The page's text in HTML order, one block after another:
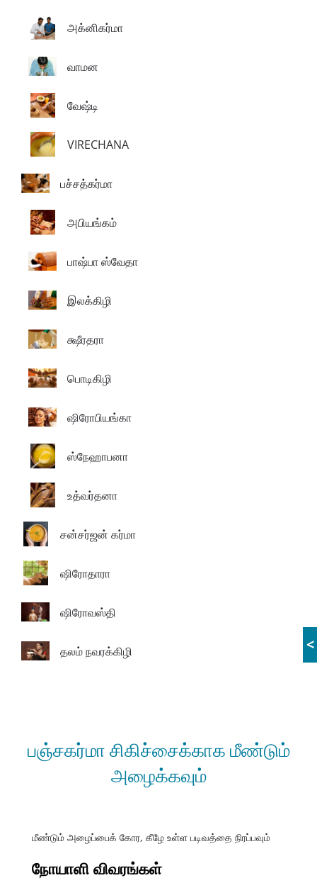
<
அக்னிகர்மா
வாமன
வேஷ்டி
VIRECHANA
பச்சத்கர்மா
அபியங்கம்
பாஷ்பா ஸ்வேதா
இலக்கிழி
க்ஷீரதரா
பொடிகிழி
ஷிரோபியங்கா
ஸ்நேஹாபனா
உத்வர்தனா
சன்சர்ஜன் கர்மா
ஷிரோதாரா
ஷிரோவஸ்தி
தலம் நவரக்கிழி
பஞ்சகர்மா சிகிச்சைக்காக மீண்டும்
அழைக்கவும்
மீண்டும் அழைப்பைக் கோர, கீழே உள்ள படிவத்தை நிரப்பவும்
நோயாளி விவரங்கள்